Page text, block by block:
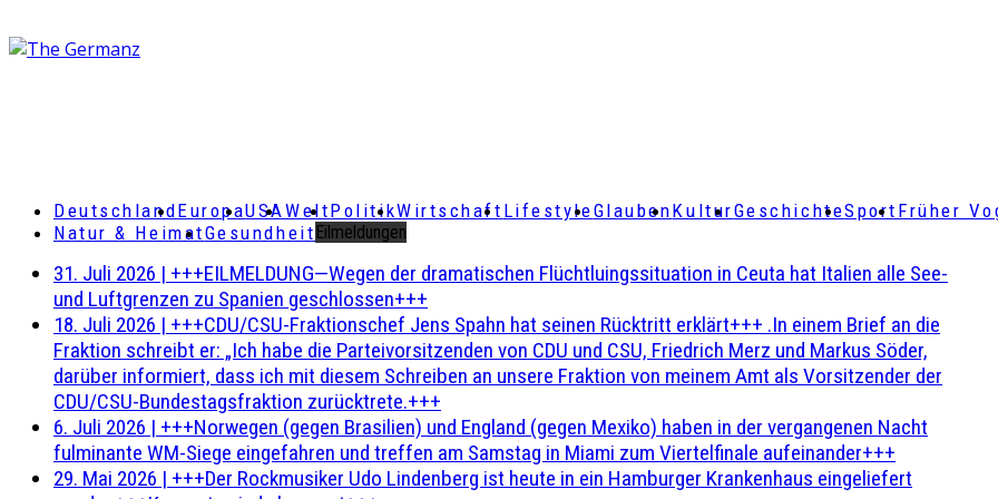
DeutschlandEuropaUSAWeltPolitikWirtschaft LifestyleGlaubenKulturGeschichteSport Früher
Natur & HeimatGesundheit Eilmeldungen
31. Juli 2026 | +++EILMELDUNG—Wegen der dramatischen Flüchtluingssituation in Ceuta hat Italien alle See-
und Luftgrenzen zu Spanien geschlossen+++
18. Juli 2026 | +++CDU/CSU-Fraktionschef Jens Spahn hat seinen Rücktritt erklärt+++ .In einem Brief an die
Fraktion schreibt er: „Ich habe die Parteivorsitzenden von CDU und CSU, Friedrich Merz und Markus Söder,
darüber informiert, dass ich mit diesem Schreiben an unsere Fraktion von meinem Amt als Vorsitzender der
CDU/CSU-Bundestagsfraktion zurücktrete.+++
6. Juli 2026 | +++Norwegen (gegen Brasilien) und England (gegen Mexiko) haben in der vergangenen Nacht
fulminante WM-Siege eingefahren und treffen am Samstag in Miami zum Viertelfinale aufeinander+++
29. Mai 2026 | +++Der Rockmusiker Udo Lindenberg ist heute in ein Hamburger Krankenhaus eingeliefert